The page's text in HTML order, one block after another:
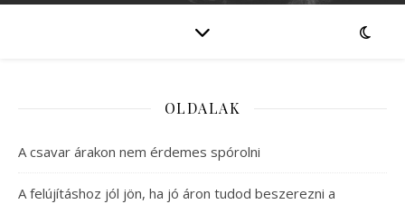
OLDALAK
A csavar árakon nem érdemes spórolni
A felújításhoz jól jön, ha jó áron tudod beszerezni a